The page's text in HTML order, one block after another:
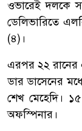
ওভারেই দলকে
ডেলিভারিতে
(৪)।
এরপর ২২ রানের
ডার ডাসেনের
শেখ মেহেদি।
অফস্পিনার।